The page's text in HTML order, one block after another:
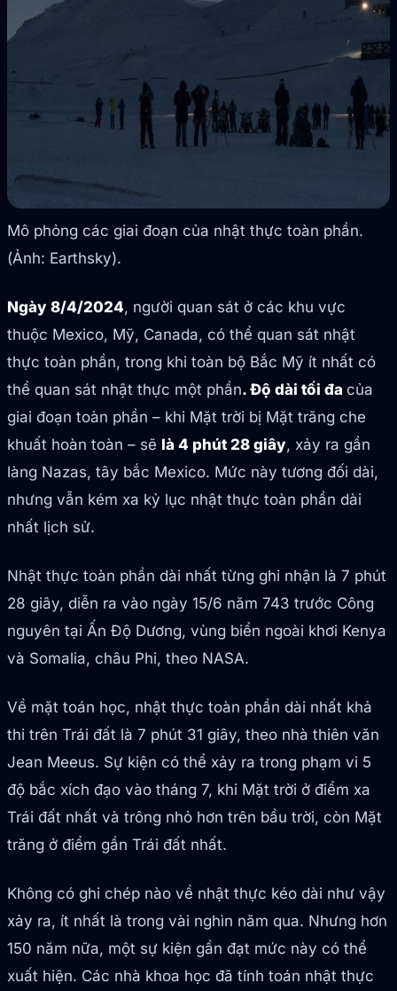
Mô phỏng các giai đoạn của nhật thực toàn phần.
(Ảnh: Earthsky).
Ngày 8/4/2024, người quan sát ở các khu vực
thuộc Mexico, Mỹ, Canada, có thể quan sát nhật
thực toàn phần, trong khi toàn bộ Bắc Mỹ ít nhất có
thể quan sát nhật thực một phần. Độ dài tối đa của
giai đoạn toàn phần – khi Mặt trời bị Mặt trăng che
khuất hoàn toàn – sẽ là 4 phút 28 giây, xảy ra gần
làng Nazas, tây bắc Mexico. Mức này tương đối dài,
nhưng vẫn kém xa kỷ lục nhật thực toàn phần dài
nhất lịch sử.
Nhật thực toàn phần dài nhất từng ghi nhận là 7 phút
28 giây, diễn ra vào ngày 15/6 năm 743 trước Công
nguyên tại Ấn Độ Dương, vùng biển ngoài khơi Kenya
và Somalia, châu Phi, theo NASA.
Về mặt toán học, nhật thực toàn phần dài nhất khả
thi trên Trái đất là 7 phút 31 giây, theo nhà thiên văn
Jean Meeus. Sự kiện có thể xảy ra trong phạm vi 5
độ bắc xích đạo vào tháng 7, khi Mặt trời ở điểm xa
Trái đất nhất và trông nhỏ hơn trên bầu trời, còn Mặt
trăng ở điểm gần Trái đất nhất.
Không có ghi chép nào về nhật thực kéo dài như vậy
xảy ra, ít nhất là trong vài nghìn năm qua. Nhưng hơn
150 năm nữa, một sự kiện gần đạt mức này có thể
xuất hiện. Các nhà khoa học đã tính toán nhật thực